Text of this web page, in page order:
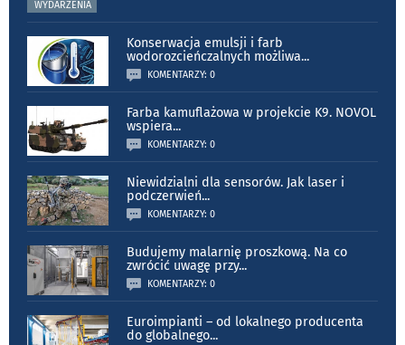
WYDARZENIA
Konserwacja emulsji i farb
wodorozcieńczalnych możliwa...
KOMENTARZY: 0
Farba kamuflażowa w projekcie K9. NOVOL
wspiera...
KOMENTARZY: 0
Niewidzialni dla sensorów. Jak laser i
podczerwień...
KOMENTARZY: 0
Budujemy malarnię proszkową. Na co
zwrócić uwagę przy...
KOMENTARZY: 0
Euroimpianti – od lokalnego producenta
do globalnego...